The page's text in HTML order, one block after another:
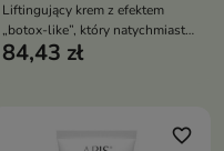
Liftingujący krem z efektem
„botox-like”, który natychmiast
wygładza skórę, poprawia jej
84,43 zł
favorite_border